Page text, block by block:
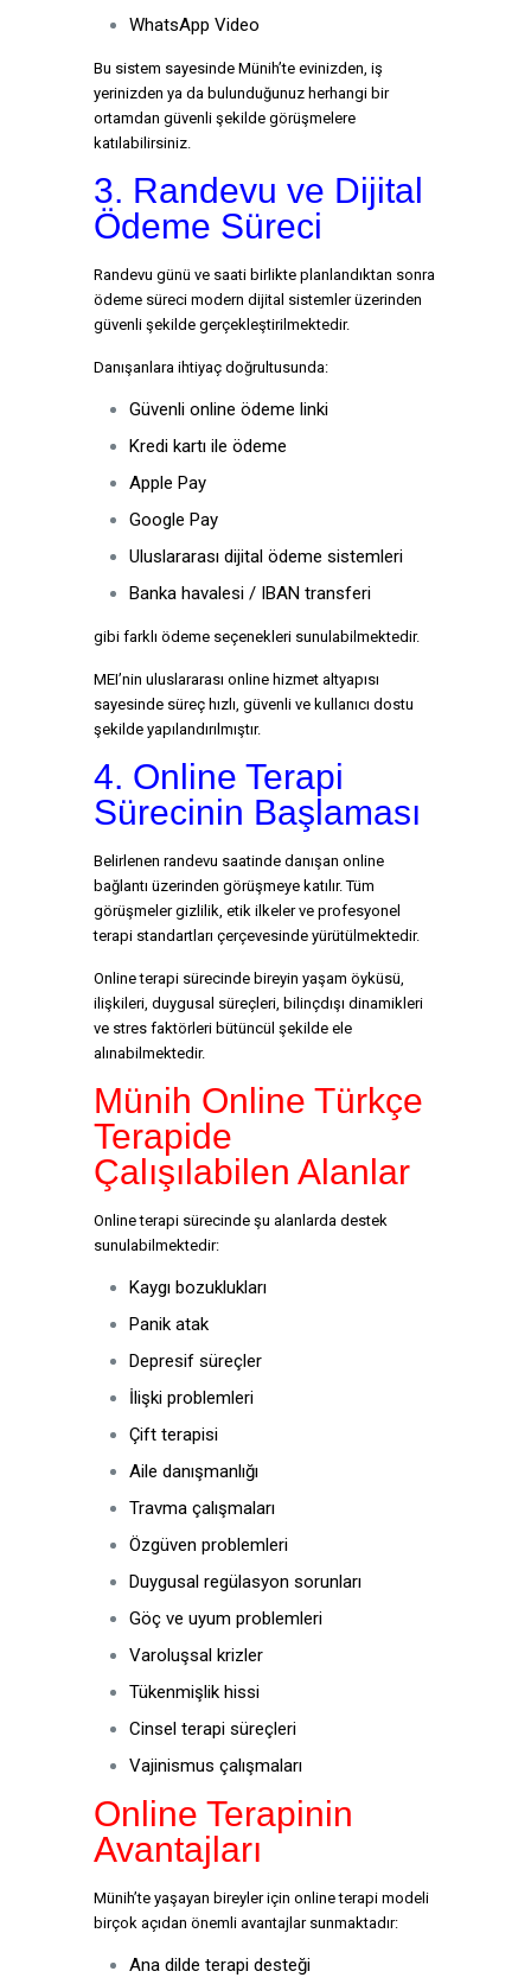
WhatsApp Video
Bu sistem sayesinde Münih’te evinizden, iş
yerinizden ya da bulunduğunuz herhangi bir
ortamdan güvenli şekilde görüşmelere
katılabilirsiniz.
3. Randevu ve Dijital
Ödeme Süreci
Randevu günü ve saati birlikte planlandıktan sonra
ödeme süreci modern dijital sistemler üzerinden
güvenli şekilde gerçekleştirilmektedir.
Danışanlara ihtiyaç doğrultusunda:
Güvenli online ödeme linki
Kredi kartı ile ödeme
Apple Pay
Google Pay
Uluslararası dijital ödeme sistemleri
Banka havalesi / IBAN transferi
gibi farklı ödeme seçenekleri sunulabilmektedir.
MEI’nin uluslararası online hizmet altyapısı
sayesinde süreç hızlı, güvenli ve kullanıcı dostu
şekilde yapılandırılmıştır.
4. Online Terapi
Sürecinin Başlaması
Belirlenen randevu saatinde danışan online
bağlantı üzerinden görüşmeye katılır. Tüm
görüşmeler gizlilik, etik ilkeler ve profesyonel
terapi standartları çerçevesinde yürütülmektedir.
Online terapi sürecinde bireyin yaşam öyküsü,
ilişkileri, duygusal süreçleri, bilinçdışı dinamikleri
ve stres faktörleri bütüncül şekilde ele
alınabilmektedir.
Münih Online Türkçe
Terapide
Çalışılabilen Alanlar
Online terapi sürecinde şu alanlarda destek
sunulabilmektedir:
Kaygı bozuklukları
Panik atak
Depresif süreçler
İlişki problemleri
Çift terapisi
Aile danışmanlığı
Travma çalışmaları
Özgüven problemleri
Duygusal regülasyon sorunları
Göç ve uyum problemleri
Varoluşsal krizler
Tükenmişlik hissi
Cinsel terapi süreçleri
Vajinismus çalışmaları
Online Terapinin
Avantajları
Münih’te yaşayan bireyler için online terapi modeli
birçok açıdan önemli avantajlar sunmaktadır:
Ana dilde terapi desteği